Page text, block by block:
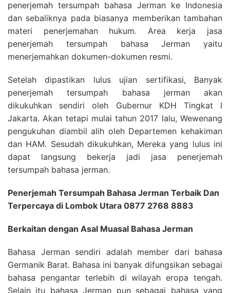
penerjemah tersumpah bahasa Jerman ke Indonesia
dan sebaliknya pada biasanya memberikan tambahan
materi penerjemahan hukum. Area kerja jasa
penerjemah tersumpah bahasa Jerman yaitu
menerjemahkan dokumen-dokumen resmi.
Setelah dipastikan lulus ujian sertifikasi, Banyak
penerjemah tersumpah bahasa jerman akan
dikukuhkan sendiri oleh Gubernur KDH Tingkat I
Jakarta. Akan tetapi mulai tahun 2017 lalu, Wewenang
pengukuhan diambil alih oleh Departemen kehakiman
dan HAM. Sesudah dikukuhkan, Mereka yang lulus ini
dapat langsung bekerja jadi jasa penerjemah
tersumpah bahasa jerman.
Penerjemah Tersumpah Bahasa Jerman Terbaik Dan
Terpercaya di Lombok Utara 0877 2768 8883
Berkaitan dengan Asal Muasal Bahasa Jerman
Bahasa Jerman sendiri adalah member dari bahasa
Germanik Barat. Bahasa ini banyak difungsikan sebagai
bahasa pengantar terlebih di wilayah eropa tengah.
Selain itu bahasa Jerman pun sebagai bahasa yang